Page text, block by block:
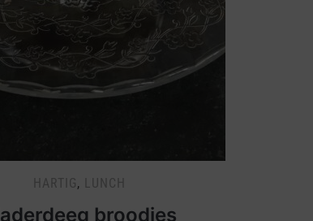
HARTIG, LUNCH
broodjes